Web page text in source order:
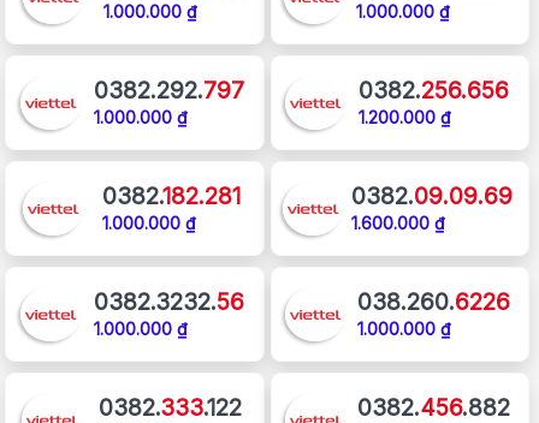
1.000.000 ₫ 1.000.000 ₫
0382.292.797
1.000.000 ₫
0382.256.656
1.200.000 ₫
0382.182.281
1.000.000 ₫
0382.09.09.69
1.600.000 ₫
0382.3232.56
1.000.000 ₫
038.260.6226
1.000.000 ₫
0382.333.122 0382.456.882